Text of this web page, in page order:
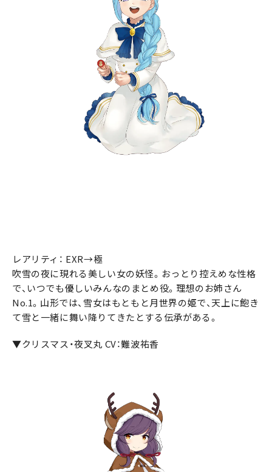
レアリティ： EXR→極
吹雪の夜に現れる美しい女の妖怪。おっとり控えめな性格
で、いつでも優しいみんなのまとめ役。理想のお姉さん
No.1。山形では、雪女はもともと月世界の姫で、天上に飽き
て雪と一緒に舞い降りてきたとする伝承がある。
▼クリスマス・夜叉丸 CV：難波祐香